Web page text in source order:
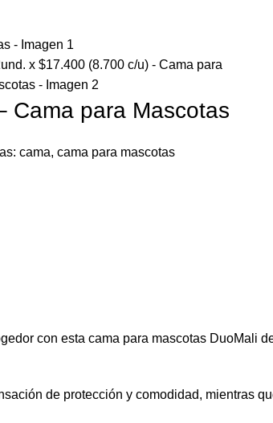
Cama para Mascotas
cama, cama para mascotas
con esta cama para mascotas DuoMali
de protección y comodidad, mientras